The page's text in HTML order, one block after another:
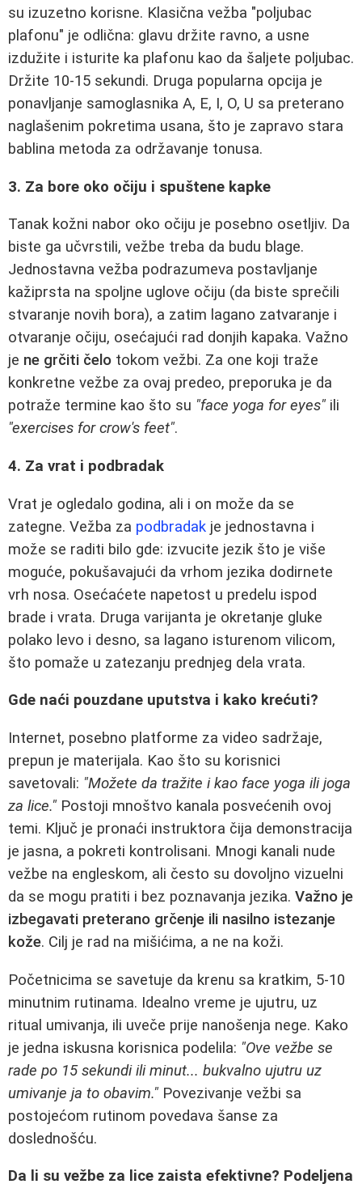
su izuzetno korisne. Klasična vežba "poljubac
plafonu" je odlična: glavu držite ravno, a usne
izdužite i isturite ka plafonu kao da šaljete poljubac.
Držite 10-15 sekundi. Druga popularna opcija je
ponavljanje samoglasnika A, E, I, O, U sa preterano
naglašenim pokretima usana, što je zapravo stara
bablina metoda za održavanje tonusa.
3. Za bore oko očiju i spuštene kapke
Tanak kožni nabor oko očiju je posebno osetljiv. Da
biste ga učvrstili, vežbe treba da budu blage.
Jednostavna vežba podrazumeva postavljanje
kažiprsta na spoljne uglove očiju (da biste sprečili
stvaranje novih bora), a zatim lagano zatvaranje i
otvaranje očiju, osećajući rad donjih kapaka. Važno
je ne grčiti čelo tokom vežbi. Za one koji traže
konkretne vežbe za ovaj predeo, preporuka je da
potraže termine kao što su "face yoga for eyes" ili
"exercises for crow's feet".
4. Za vrat i podbradak
Vrat je ogledalo godina, ali i on može da se
zategne. Vežba za podbradak je jednostavna i
može se raditi bilo gde: izvucite jezik što je više
moguće, pokušavajući da vrhom jezika dodirnete
vrh nosa. Osećaćete napetost u predelu ispod
brade i vrata. Druga varijanta je okretanje gluke
polako levo i desno, sa lagano isturenom vilicom,
što pomaže u zatezanju prednjeg dela vrata.
Gde naći pouzdane uputstva i kako krećuti?
Internet, posebno platforme za video sadržaje,
prepun je materijala. Kao što su korisnici
savetovali: "Možete da tražite i kao face yoga ili joga
za lice." Postoji mnoštvo kanala posvećenih ovoj
temi. Ključ je pronaći instruktora čija demonstracija
je jasna, a pokreti kontrolisani. Mnogi kanali nude
vežbe na engleskom, ali često su dovoljno vizuelni
da se mogu pratiti i bez poznavanja jezika. Važno je
izbegavati preterano grčenje ili nasilno istezanje
kože. Cilj je rad na mišićima, a ne na koži.
Početnicima se savetuje da krenu sa kratkim, 5-10
minutnim rutinama. Idealno vreme je ujutru, uz
ritual umivanja, ili uveče prije nanošenja nege. Kako
je jedna iskusna korisnica podelila: "Ove vežbe se
rade po 15 sekundi ili minut... bukvalno ujutru uz
umivanje ja to obavim." Povezivanje vežbi sa
postojećom rutinom povedava šanse za
doslednošću.
Da li su vežbe za lice zaista efektivne? Podeljena